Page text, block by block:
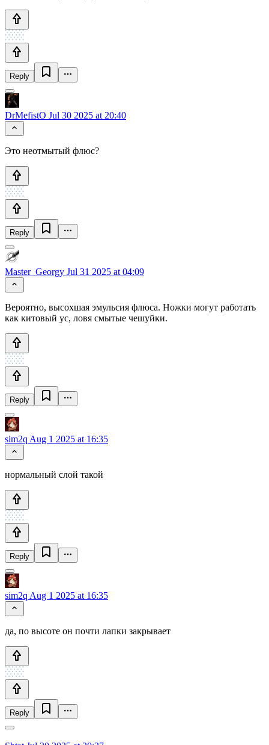
Reply
DrMefistO Jul 30 2025 at 20:40
Это неотмытый флюс?
Reply
Master_Georgy Jul 31 2025 at 04:09
Вероятно, высохшая эмульсия флюса. Ножки могут работать
как китовый ус, ловя смытые чешуйки.
Reply
sim2q Aug 1 2025 at 16:35
нормальный слой такой
Reply
sim2q Aug 1 2025 at 16:35
да, по высоте он почти лапки закрывает
Reply